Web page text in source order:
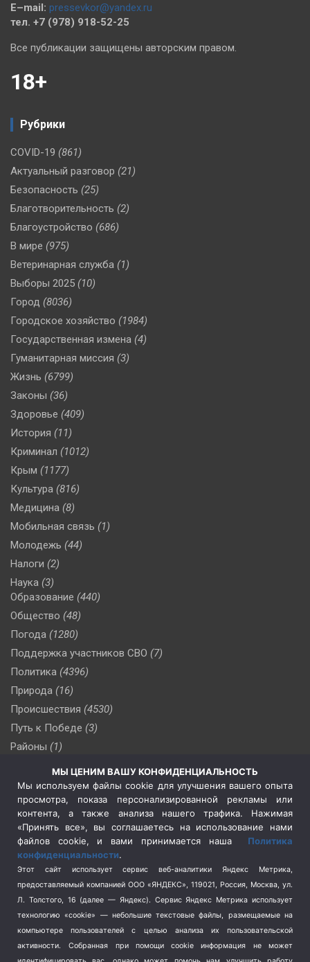
E–mail: pressevkor@yandex.ru
тел. +7 (978) 918-52-25
Все публикации защищены авторским правом.
18+
Рубрики
COVID-19 (861)
Актуальный разговор (21)
Безопасность (25)
Благотворительность (2)
Благоустройство (686)
В мире (975)
Ветеринарная служба (1)
Выборы 2025 (10)
Город (8036)
Городское хозяйство (1984)
Государственная измена (4)
Гуманитарная миссия (3)
Жизнь (6799)
Законы (36)
Здоровье (409)
История (11)
Криминал (1012)
Крым (1177)
Культура (816)
Медицина (8)
Мобильная связь (1)
Молодежь (44)
Налоги (2)
Наука (3)
Образование (440)
Общество (48)
Погода (1280)
Поддержка участников СВО (7)
Политика (4396)
Природа (16)
Происшествия (4530)
Путь к Победе (3)
Районы (1)
Сельское хозяйство (3)
Социальная политика
(3)
Спецоперация в Украине
Спецоперация на Украине
(404)
Спорт (740)
Терроризм (1)
Транспорт (262)
Туризм (178)
Флот (76)
МЫ ЦЕНИМ ВАШУ КОНФИДЕНЦИАЛЬНОСТЬ
Мы используем файлы cookie для улучшения вашего опыта
просмотра, показа персонализированной рекламы или
контента, а также анализа нашего трафика. Нажимая
«Принять все», вы соглашаетесь на использование нами
файлов cookie, и вами принимается наша Политика
конфиденциальности.
Этот сайт использует сервис веб-аналитики Яндекс Метрика,
предоставляемый компанией ООО «ЯНДЕКС», 119021, Россия, Москва, ул.
Л. Толстого, 16 (далее — Яндекс). Сервис Яндекс Метрика использует
технологию «cookie» — небольшие текстовые файлы, размещаемые на
компьютере пользователей с целью анализа их пользовательской
активности.
Собранная при помощи cookie информация не может